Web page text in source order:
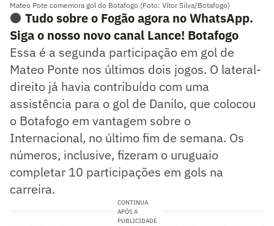
Mateo Pote comemora gol do Botafogo (Foto: Vítor Silva/Botafogo)
⚫ Tudo sobre o Fogão agora no WhatsApp.
Siga o nosso novo canal Lance! Botafogo
Essa é a segunda participação em gol de
Mateo Ponte nos últimos dois jogos. O lateral-
direito já havia contribuído com uma
assistência para o gol de Danilo, que colocou
o Botafogo em vantagem sobre o
Internacional, no último fim de semana. Os
números, inclusive, fizeram o uruguaio
completar 10 participações em gols na
carreira.
CONTINUA
APÓS A
PUBLICIDADE